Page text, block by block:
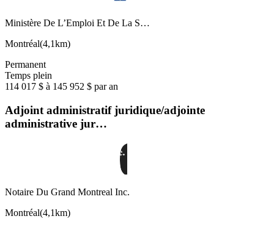
Ministère De L’Emploi Et De La S…
Montréal(4,1km)
Permanent
Temps plein
114 017 $ à 145 952 $ par an
Adjoint administratif juridique/adjointe
administrative jur…
Notaire Du Grand Montreal Inc.
Montréal(4,1km)